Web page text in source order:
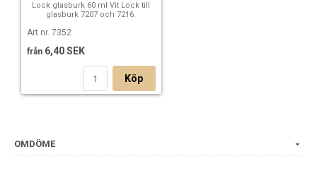
Lock glasburk 60 ml Vit Lock till
glasburk 7207 och 7216.
Art nr. 7352
från 6,40 SEK
Köp
OMDÖME